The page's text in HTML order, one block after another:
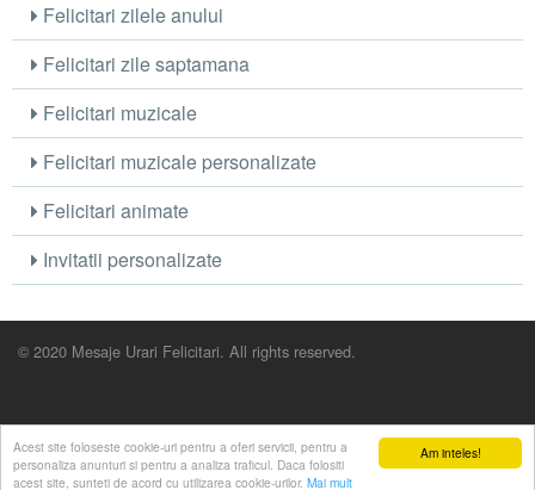
Am inteles!
Acest site foloseste cookie-uri pentru a oferi servicii, pentru a
personaliza anunturi si pentru a analiza traficul. Daca folositi
acest site, sunteti de acord cu utilizarea cookie-urilor. Mai mult
Felicitari zilele anului
Felicitari zile saptamana
Felicitari muzicale
Felicitari muzicale personalizate
Felicitari animate
Invitatii personalizate
© 2020 Mesaje Urari Felicitari. All rights reserved.